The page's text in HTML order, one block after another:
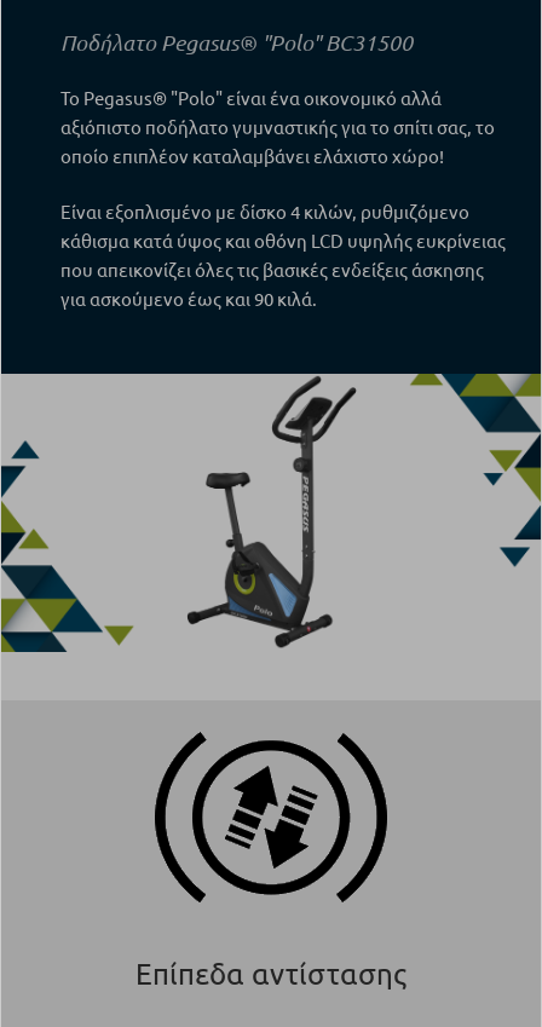
Ποδήλατο Pegasus® "Polo" BC31500
Το Pegasus® "Polo" είναι ένα οικονομικό αλλά
αξιόπιστο ποδήλατο γυμναστικής για το σπίτι σας, το
οποίο επιπλέον καταλαμβάνει ελάχιστο χώρο!
Είναι εξοπλισμένο με δίσκο 4 κιλών, ρυθμιζόμενο
κάθισμα κατά ύψος και οθόνη LCD υψηλής ευκρίνειας
που απεικονίζει όλες τις βασικές ενδείξεις άσκησης
για ασκούμενο έως και 90 κιλά.
Επίπεδα αντίστασης